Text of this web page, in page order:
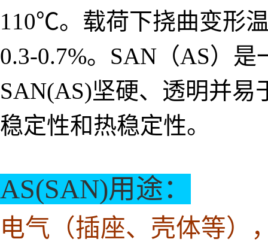
110℃。载荷下挠曲变形
0.3-0.7%。SAN（AS）
SAN(AS)坚硬、透明并易
稳定性和热稳定性。
AS(SAN)用途：
电气（插座、壳体等）